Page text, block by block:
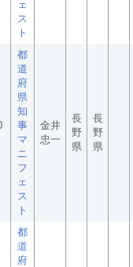
ェ
ス
ト
都
道
府
県
知
事
マ
ニ
フ
ェ
ス
ト
金井
忠一
長
野
県
長
野
県
都
道
府